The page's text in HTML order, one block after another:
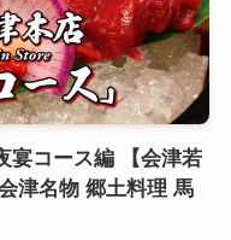
宴コース編 【会津若
津名物 郷土料理 馬